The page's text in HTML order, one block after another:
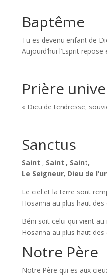
Baptême
Tu es devenu enfant de
Aujourd’hui l’Esprit
Prière
« Dieu de tendresse,
Sanctus
Saint , Saint , Saint,
Le Seigneur, Dieu de
Le ciel et la terre sont
Hosanna au plus haut des
Béni soit celui qui vient au
Hosanna au plus haut des
Notre Père
Notre Père qui es aux